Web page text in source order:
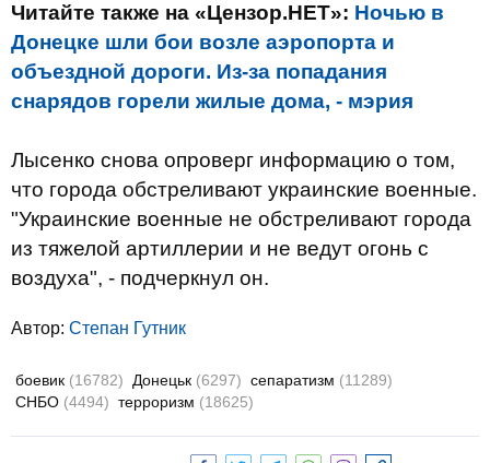
Читайте также на «Цензор.НЕТ»: Ночью в
Донецке шли бои возле аэропорта и
объездной дороги. Из-за попадания
снарядов горели жилые дома, - мэрия
Лысенко снова опроверг информацию о том,
что города обстреливают украинские военные.
"Украинские военные не обстреливают города
из тяжелой артиллерии и не ведут огонь с
воздуха", - подчеркнул он.
Автор: Степан Гутник
боевик (16782) Донецьк (6297) сепаратизм (11289)
СНБО (4494) терроризм (18625)